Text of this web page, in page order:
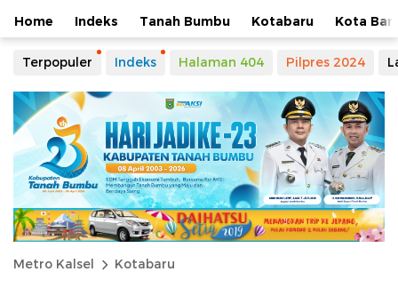
Home Indeks Tanah Bumbu Kotabaru Kota
Terpopuler Indeks Halaman 404 Pilpres 2024
Metro Kalsel Kotabaru